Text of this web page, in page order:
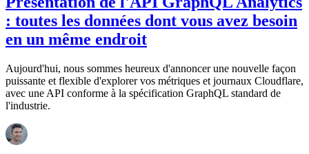
: toutes les données dont vous avez besoin
en un même endroit
Aujourd'hui, nous sommes heureux d'annoncer une nouvelle façon
puissante et flexible d'explorer vos métriques et journaux Cloudflare,
avec une API conforme à la spécification GraphQL standard de
l'industrie.